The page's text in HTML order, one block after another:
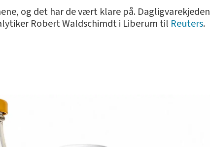
og det har de vært klare på.
Robert Waldschimdt i Liberum til Reuters.